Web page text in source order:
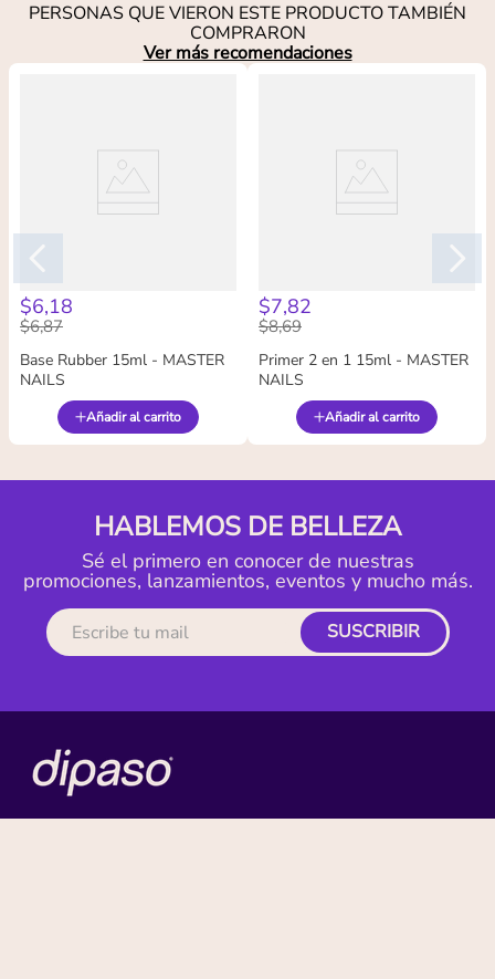
PERSONAS QUE VIERON ESTE PRODUCTO TAMBIÉN
COMPRARON
Ver más recomendaciones
$6,18
$6,87
Base Rubber 15ml - MASTER
NAILS
Añadir al carrito
$7,82
$8,69
Primer 2 en 1 15ml - MASTER
NAILS
Añadir al carrito
HABLEMOS DE BELLEZA
Sé el primero en conocer de nuestras
promociones, lanzamientos, eventos y mucho más.
SUSCRIBIR